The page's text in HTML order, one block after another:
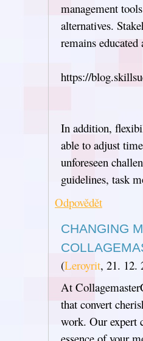
management
alternatives.
remains educated
https://
In addition,
able to adjust
unforeseen
guidelines, task
Odpovědět
CHANGING
(Leroyrit, 21. 12.
At
that convert
work. Our expert